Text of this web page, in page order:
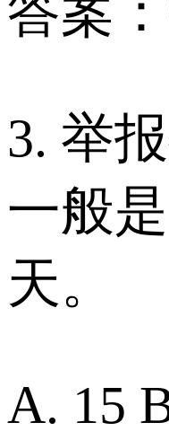
答案
3. 举
一般是
天。
A. 15